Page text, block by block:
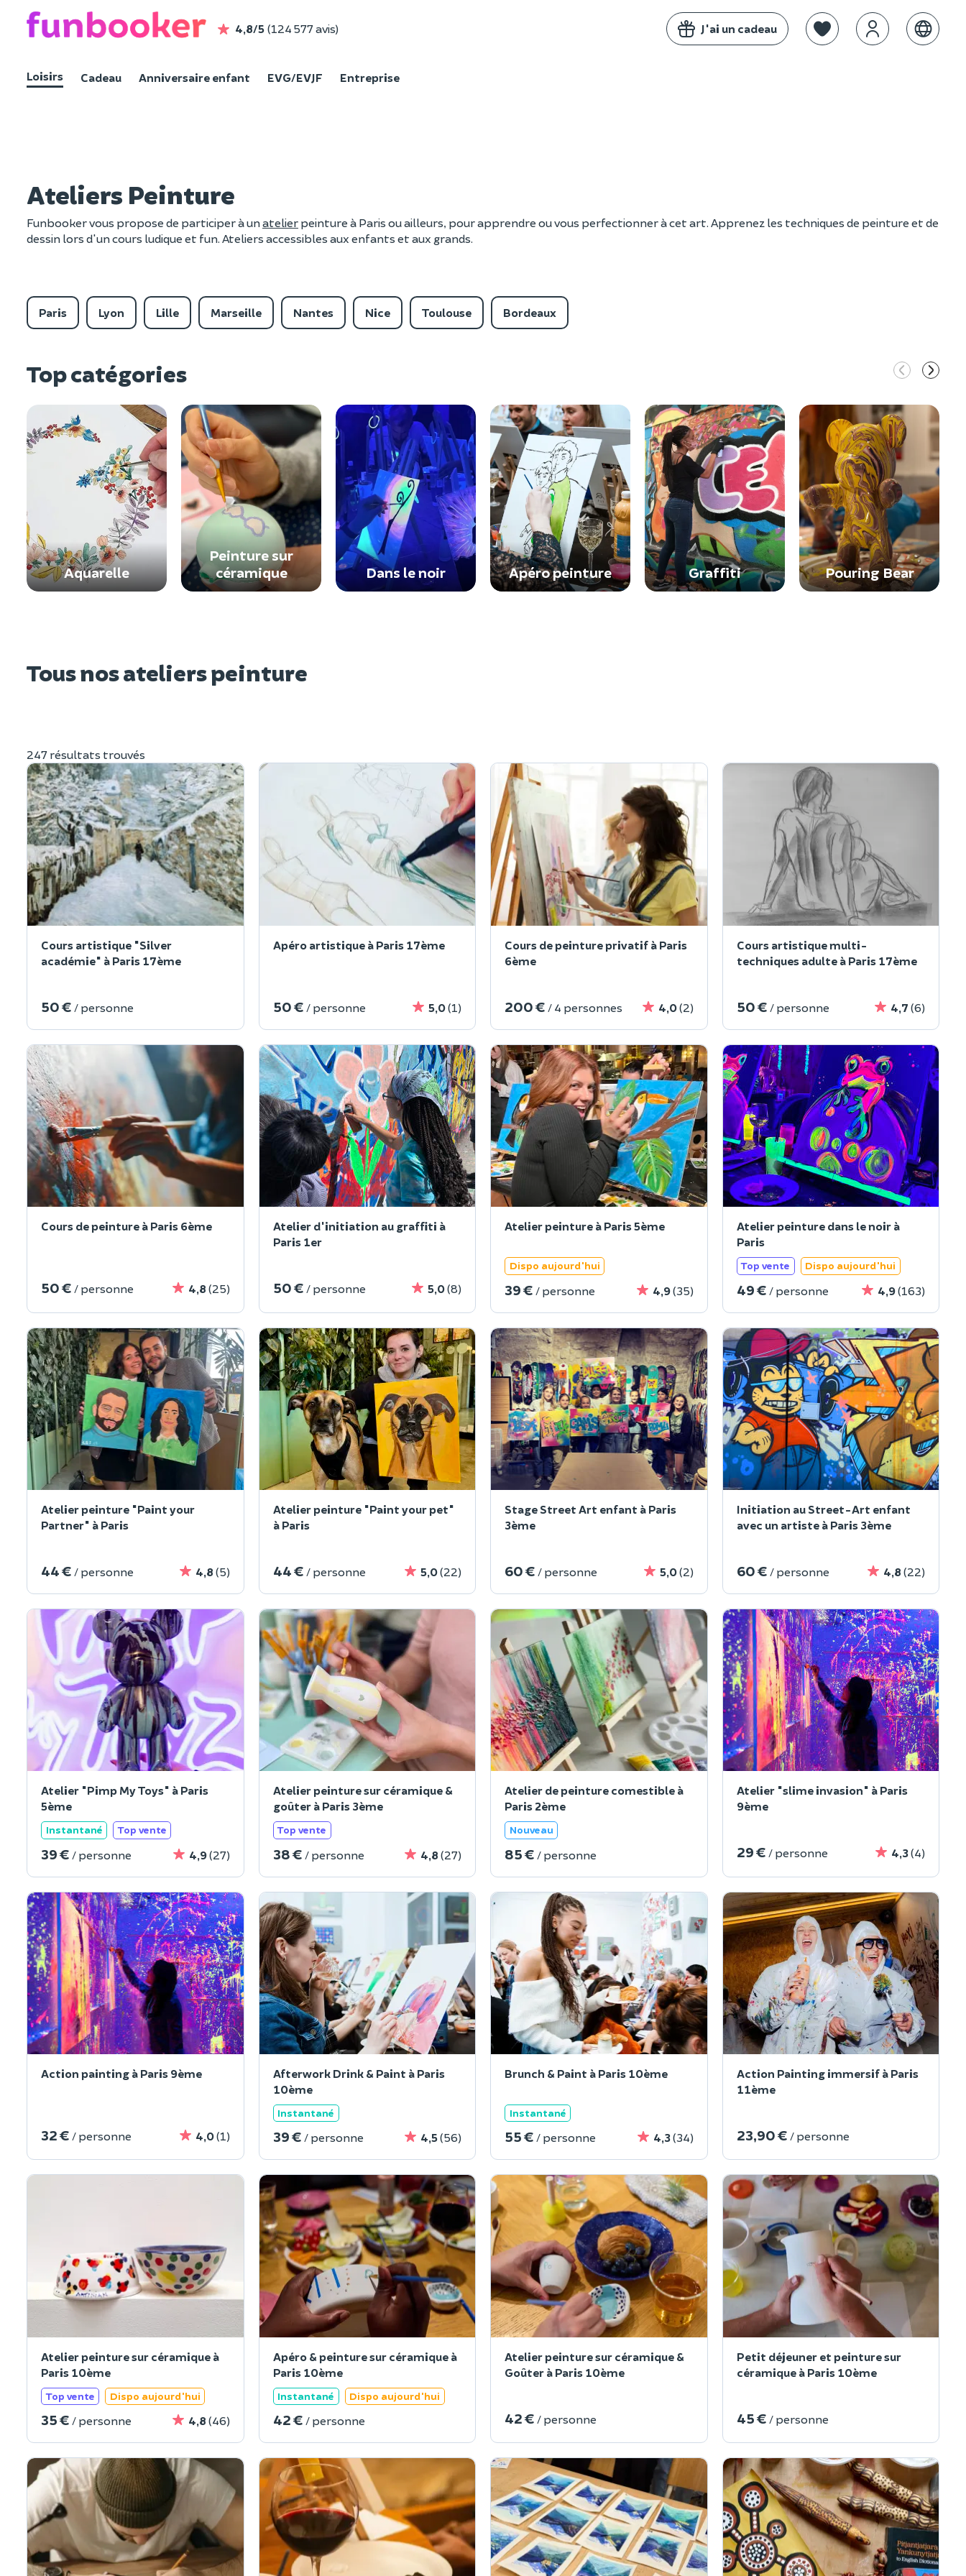
4,8/5 (124 577 avis) J'ai un cadeau
Loisirs Cadeau Anniversaire enfant EVG/EVJF Entreprise
Ateliers Peinture
Funbooker vous propose de participer à unatelier peinture à Paris ou ailleurs, pour apprendre ou vous perfectionner à cet art. Apprenez les techniques de peinture et de
dessin lors d'un cours ludique et fun. Ateliers accessibles aux enfants et aux grands.
Paris Lyon Lille Marseille Nantes Nice Toulouse Bordeaux
Top catégories
Aquarelle
Peinture sur
céramique
Dans le noir Apéro peinture Graffiti Pouring Bear
Tous nos ateliers peinture
247 résultats trouvés
Cours artistique "Silver
académie" à Paris 17ème
50 € / personne
Apéro artistique à Paris 17ème
50 € / personne 5,0(1)
Cours de peinture privatif à Paris
6ème
200 € / 4 personnes 4,0(2)
Cours artistique multi-
techniques adulte à Paris 17ème
50 € / personne 4,7 (6)
Cours de peinture à Paris 6ème
50 € / personne 4,8 (25)
Atelier d'initiation au graffiti à
Paris 1er
50 € / personne 5,0(8)
Atelier peinture à Paris 5ème
Dispo aujourd'hui
39 € / personne 4,9(35)
Atelier peinture dans le noir à
Paris
Top vente Dispo aujourd'hui
49 € / personne 4,9(163)
Atelier peinture "Paint your
Partner" à Paris
44 € / personne 4,8 (5)
Atelier peinture "Paint your pet"
à Paris
44 € / personne 5,0(22)
Stage Street Art enfant à Paris
3ème
60 € / personne 5,0(2)
Initiation au Street-Art enfant
avec un artiste à Paris 3ème
60 € / personne 4,8 (22)
Atelier "Pimp My Toys" à Paris
5ème
Instantané Top vente
39 € / personne 4,9(27)
Atelier peinture sur céramique &
goûter à Paris 3ème
Top vente
38 € / personne 4,8 (27)
Atelier de peinture comestible à
Paris 2ème
Nouveau
85 € / personne
Atelier "slime invasion" à Paris
9ème
29 € / personne 4,3(4)
Action painting à Paris 9ème
32 € / personne 4,0(1)
Afterwork Drink & Paint à Paris
10ème
Instantané
39 € / personne 4,5(56)
Brunch & Paint à Paris 10ème
Instantané
55 € / personne 4,3(34)
Action Painting immersif à Paris
11ème
23,90 € / personne
Atelier peinture sur céramique à
Paris 10ème
Top vente Dispo aujourd'hui
35 € / personne 4,8 (46)
Apéro & peinture sur céramique à
Paris 10ème
Instantané Dispo aujourd'hui
42 € / personne
Atelier peinture sur céramique &
Goûter à Paris 10ème
42 € / personne
Petit déjeuner et peinture sur
céramique à Paris 10ème
45 € / personne